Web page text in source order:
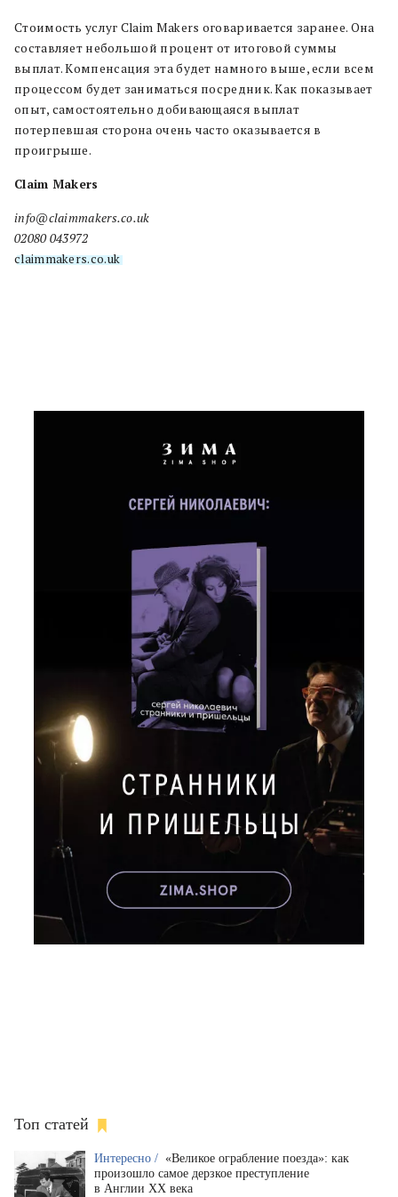
Стоимость услуг Claim Makers оговаривается заранее. Она
составляет небольшой процент от итоговой суммы
выплат. Компенсация эта будет намного выше, если всем
процессом будет заниматься посредник. Как показывает
опыт, самостоятельно добивающаяся выплат
потерпевшая сторона очень часто оказывается в
проигрыше.
Claim Makers
info@claimmakers.co.uk
02080 043972
claimmakers.co.uk
Топ статей
Интересно / «Великое ограбление поезда»: как
произошло самое дерзкое преступление
в Англии XX века